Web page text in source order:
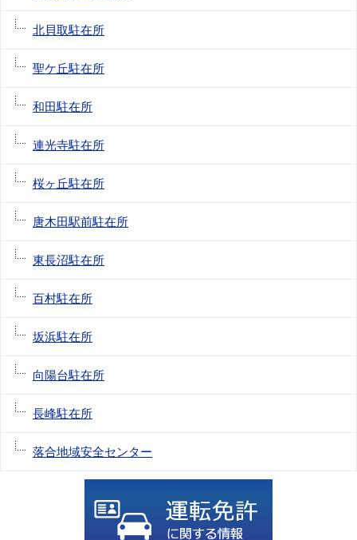
北貝取駐在所
聖ケ丘駐在所
和田駐在所
連光寺駐在所
桜ヶ丘駐在所
唐木田駅前駐在所
東長沼駐在所
百村駐在所
坂浜駐在所
向陽台駐在所
長峰駐在所
落合地域安全センター